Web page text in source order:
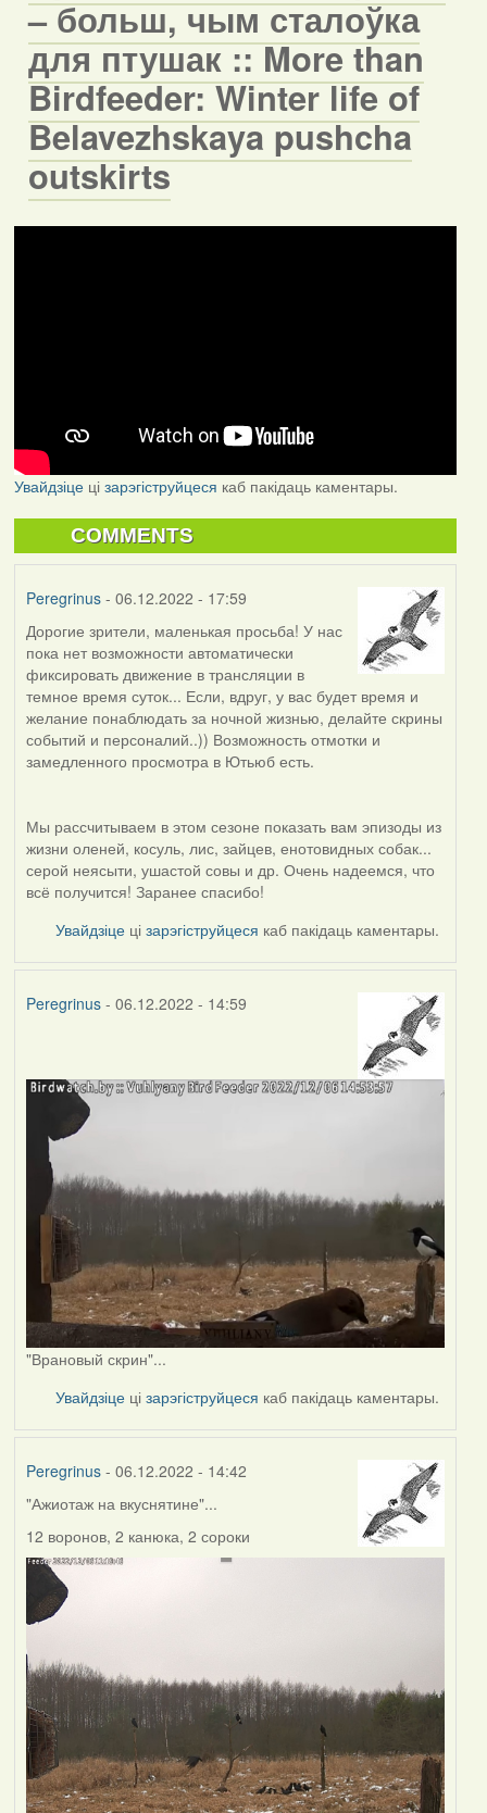
– больш, чым сталоўка
для птушак :: More than
Birdfeeder: Winter life of
Belavezhskaya pushcha
outskirts
Увайдзіцеці зарэгіструйцеся каб пакідаць каментары.
COMMENTS
Peregrinus- 06.12.2022 - 17:59
Дорогие зрители, маленькая просьба! У нас
пока нет возможности автоматически
фиксировать движение в трансляции в
темное время суток... Если, вдруг, у вас будет время и
желание понаблюдать за ночной жизнью, делайте скрины
событий и персоналий..)) Возможность отмотки и
замедленного просмотра в Ютьюб есть.
Мы рассчитываем в этом сезоне показать вам эпизоды из
жизни оленей, косуль, лис, зайцев, енотовидных собак...
серой неясыти, ушастой совы и др. Очень надеемся, что
всё получится! Заранее спасибо!
Увайдзіце цізарэгіструйцеся каб пакідаць каментары.
Peregrinus- 06.12.2022 - 14:59
"Врановый скрин"...
Увайдзіце цізарэгіструйцеся каб пакідаць каментары.
Peregrinus- 06.12.2022 - 14:42
"Ажиотаж на вкуснятине"...
12 воронов, 2 канюка, 2 сороки